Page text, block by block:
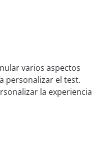
varios aspectos
personalizar el test.
la experiencia